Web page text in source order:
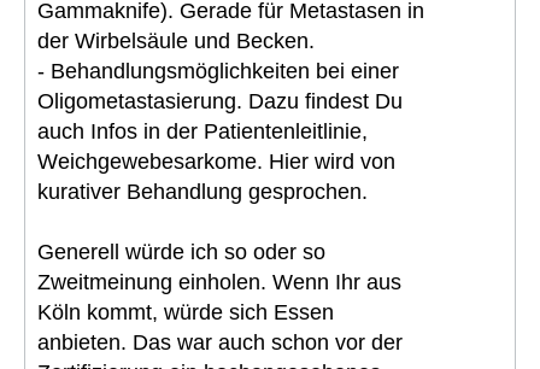
Gammaknife). Gerade für Metastasen in
der Wirbelsäule und Becken.
- Behandlungsmöglichkeiten bei einer
Oligometastasierung. Dazu findest Du
auch Infos in der Patientenleitlinie,
Weichgewebesarkome. Hier wird von
kurativer Behandlung gesprochen.
Generell würde ich so oder so
Zweitmeinung einholen. Wenn Ihr aus
Köln kommt, würde sich Essen
anbieten. Das war auch schon vor der